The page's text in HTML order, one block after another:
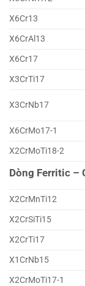
X6Cr13
X6CrAl13
X6Cr17
X3CrTi17
X3CrNb17
X6CrMo17-1
X2CrMoTi18-2
Dòng Ferritic –
X2CrMnTi12
X2CrSiTi15
X2CrTi17
X1CrNb15
X2CrMoTi17-1